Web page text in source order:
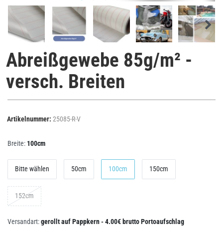
Abreißgewebe 85g/m² -
versch. Breiten
Artikelnummer: 25085-R-V
Breite: 100cm
Bitte wählen 50cm 100cm 150cm
152cm
Versandart:gerollt auf Pappkern - 4.00€ brutto Portoaufschlag